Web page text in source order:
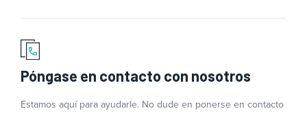
Póngase en contacto con nosotros
Estamos aquí para ayudarle. No dude en ponerse en contacto